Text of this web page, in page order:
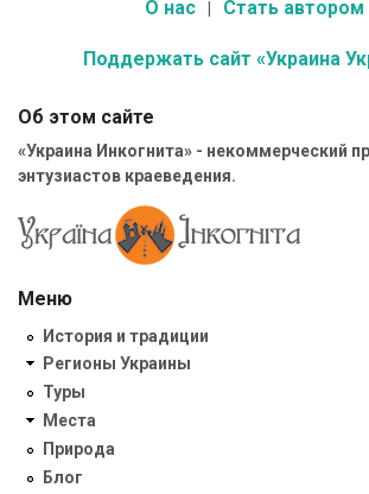
О нас Стать автором
Поддержать сайт «Украина
Об этом сайте
«Украина Инкогнита» - некоммерческий
энтузиастов краеведения.
Меню
История и традиции
Регионы Украины
Туры
Места
Природа
Блог